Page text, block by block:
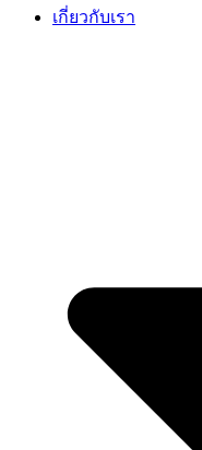
เกี่ยวกับเรา